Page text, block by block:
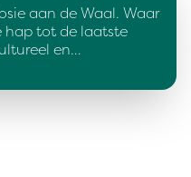
aan de Waal. Waar
hap tot de laatste
en…